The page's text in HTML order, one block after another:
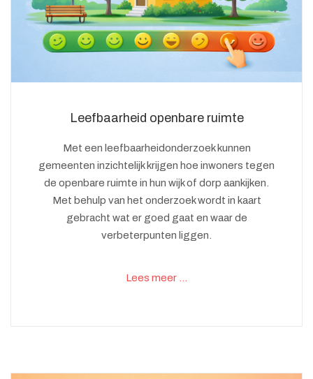
Leefbaarheid openbare ruimte
Met een leefbaarheidonderzoek kunnen
gemeenten inzichtelijk krijgen hoe inwoners tegen
de openbare ruimte in hun wijk of dorp aankijken.
Met behulp van het onderzoek wordt in kaart
gebracht wat er goed gaat en waar de
verbeterpunten liggen.
Lees meer …